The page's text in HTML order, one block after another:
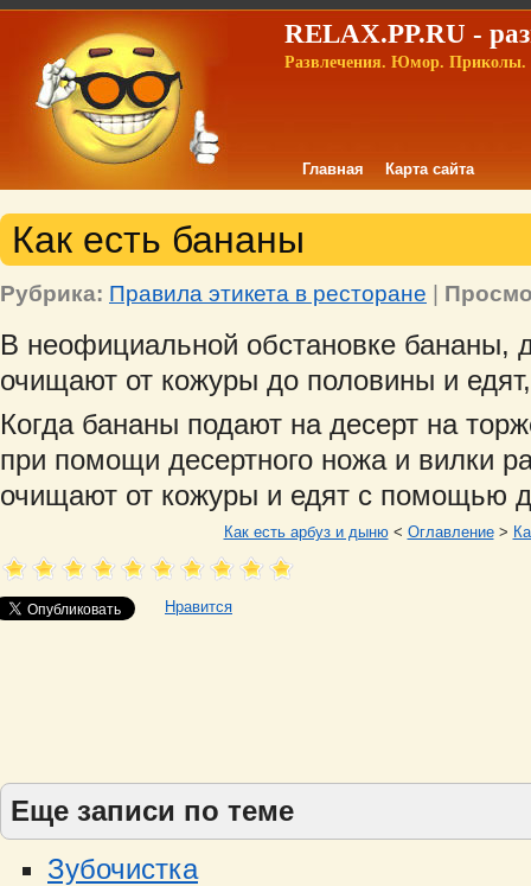
RELAX.PP.RU -
Развлечения. Юмор. Приколы.
Главная Карта сайта
Как есть бананы
Рубрика: Правила этикета в ресторане |
В неофициальной обстановке бананы,
очищают от кожуры до половины и едят,
Когда бананы подают на десерт на
при помощи десертного ножа и вилки
очищают от кожуры и едят с помощью
Как есть арбуз и дыню< Оглавление>
Нравится
Еще записи по теме
Зубочистка